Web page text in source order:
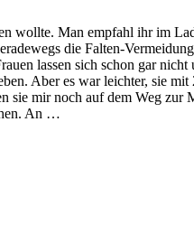
wollte. Man empfahl ihr im
die Falten-
lassen sich schon gar
Aber es war leichter, sie
mir noch auf dem Weg
An …